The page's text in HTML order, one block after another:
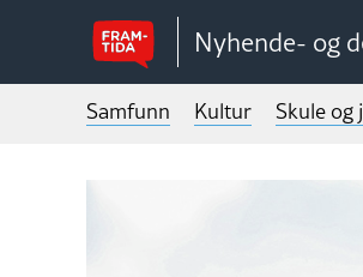
Nyhende- og
Samfunn Kultur Skule og